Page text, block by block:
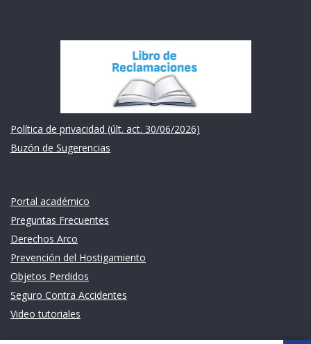
Política de privacidad (últ. act. 30/06/2026)
Buzón de Sugerencias
Portal académico
Preguntas Frecuentes
Derechos Arco
Prevención del Hostigamiento
Objetos Perdidos
Seguro Contra Accidentes
Video tutoriales